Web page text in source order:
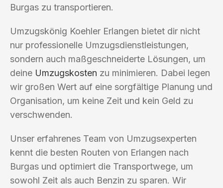
Burgas zu transportieren.
Umzugskönig Koehler Erlangen bietet dir nicht
nur professionelle Umzugsdienstleistungen,
sondern auch maßgeschneiderte Lösungen, um
deine Umzugskosten zu minimieren. Dabei legen
wir großen Wert auf eine sorgfältige Planung und
Organisation, um keine Zeit und kein Geld zu
verschwenden.
Unser erfahrenes Team von Umzugsexperten
kennt die besten Routen von Erlangen nach
Burgas und optimiert die Transportwege, um
sowohl Zeit als auch Benzin zu sparen. Wir